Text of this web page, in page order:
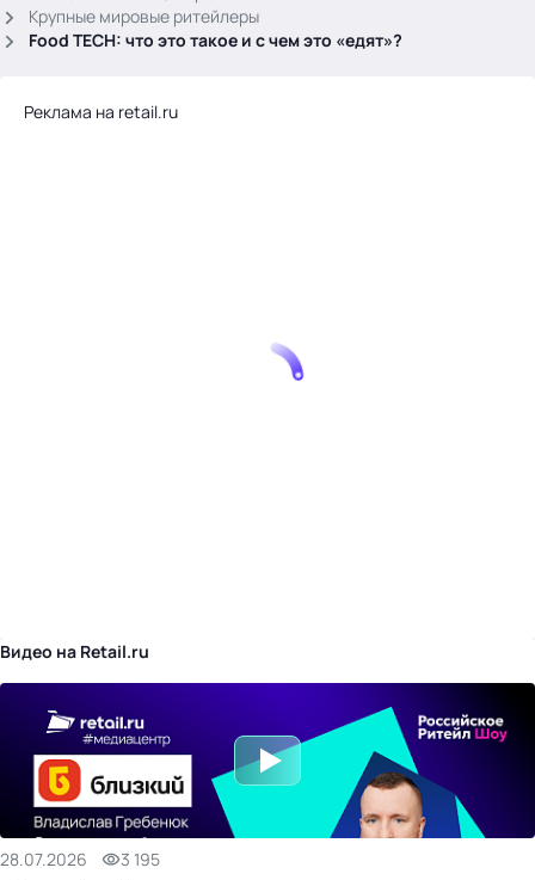
Крупные мировые ритейлеры
Food TECH: что это такое и с чем это «едят»?
Реклама на retail.ru
Видео на Retail.ru
28.07.2026 3 195